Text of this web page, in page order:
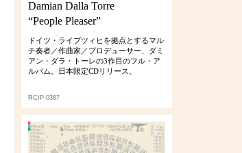
Damian Dalla Torre
“People Pleaser”
ドイツ・ライプツィヒを拠点とするマル
チ奏者／作曲家／プロデューサー、ダミ
アン・ダラ・トーレの3作目のフル・ア
ルバム。日本限定CDリリース。
RCIP-0387